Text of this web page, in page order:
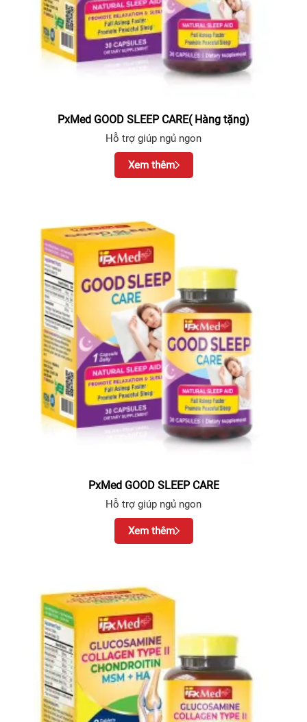
PxMed GOOD SLEEP CARE( Hàng tặng)
Hỗ trợ giúp ngủ ngon
Xem thêm
PxMed GOOD SLEEP CARE
Hỗ trợ giúp ngủ ngon
Xem thêm